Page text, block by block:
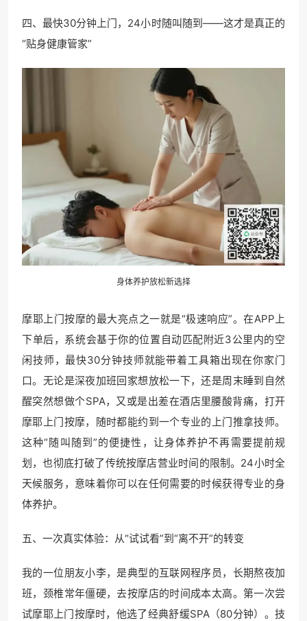
四、最快30分钟上门，24小时随叫随到——这才是真正的
“贴身健康管家”
身体养护放松新选择
摩耶上门按摩的最大亮点之一就是“极速响应”。在APP上
下单后，系统会基于你的位置自动匹配附近3公里内的空
闲技师，最快30分钟技师就能带着工具箱出现在你家门
口。无论是深夜加班回家想放松一下，还是周末睡到自然
醒突然想做个SPA，又或是出差在酒店里腰酸背痛，打开
摩耶上门按摩，随时都能约到一个专业的上门推拿技师。
这种“随叫随到”的便捷性，让身体养护不再需要提前规
划，也彻底打破了传统按摩店营业时间的限制。24小时全
天候服务，意味着你可以在任何需要的时候获得专业的身
体养护。
五、一次真实体验：从“试试看”到“离不开”的转变
我的一位朋友小李，是典型的互联网程序员，长期熬夜加
班，颈椎常年僵硬，去按摩店的时间成本太高。第一次尝
试摩耶上门按摩时，他选了经典舒缓SPA（80分钟）。技